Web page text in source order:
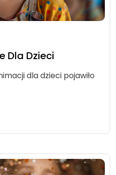
Dla Dzieci
dla dzieci pojawiło